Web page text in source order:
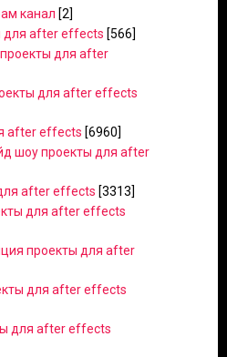
канал [2]
для after effects [566]
для after
для after effects
after effects [6960]
шоу проекты для after
after effects [3313]
для after effects
проекты для after
для after effects
для after effects